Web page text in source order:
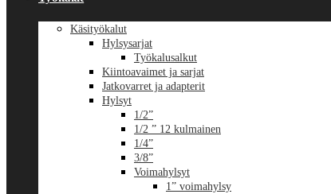
Käsityökalut
Hylsysarjat
Työkalusalkut
Kiintoavaimet ja sarjat
Jatkovarret ja adapterit
Hylsyt
1/2”
1/2 ” 12 kulmainen
1/4”
3/8”
Voimahylsyt
1” voimahylsy